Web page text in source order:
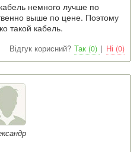
немного лучше по
выше по цене. Поэтому
такой кабель.
Відгук корисний? Так (0) | Ні (0)